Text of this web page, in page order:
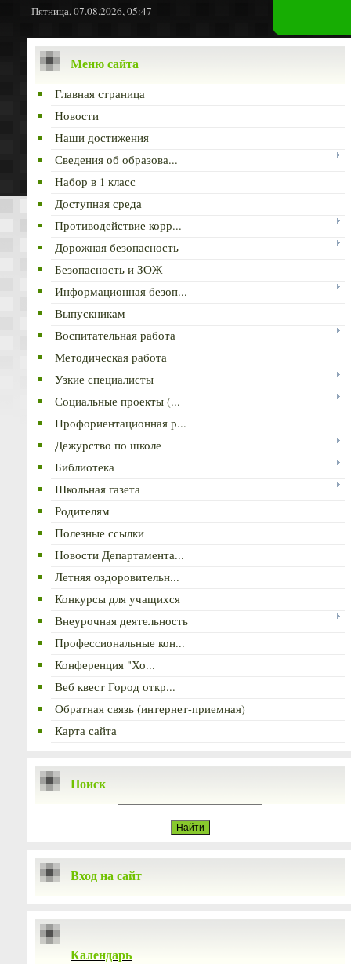
Пятница, 07.08.2026, 05:47
Меню сайта
Главная страница
Новости
Наши достижения
Сведения об образова...
Набор в 1 класс
Доступная среда
Противодействие корр...
Дорожная безопасность
Безопасность и ЗОЖ
Информационная безоп...
Выпускникам
Воспитательная работа
Методическая работа
Узкие специалисты
Социальные проекты (...
Профориентационная р...
Дежурство по школе
Библиотека
Школьная газета
Родителям
Полезные ссылки
Новости Департамента...
Летняя оздоровительн...
Конкурсы для учащихся
Внеурочная деятельность
Профессиональные кон...
Конференция "Хо...
Веб квест Город откр...
Обратная связь (интернет-приемная)
Карта сайта
Поиск
Вход на сайт
Календарь